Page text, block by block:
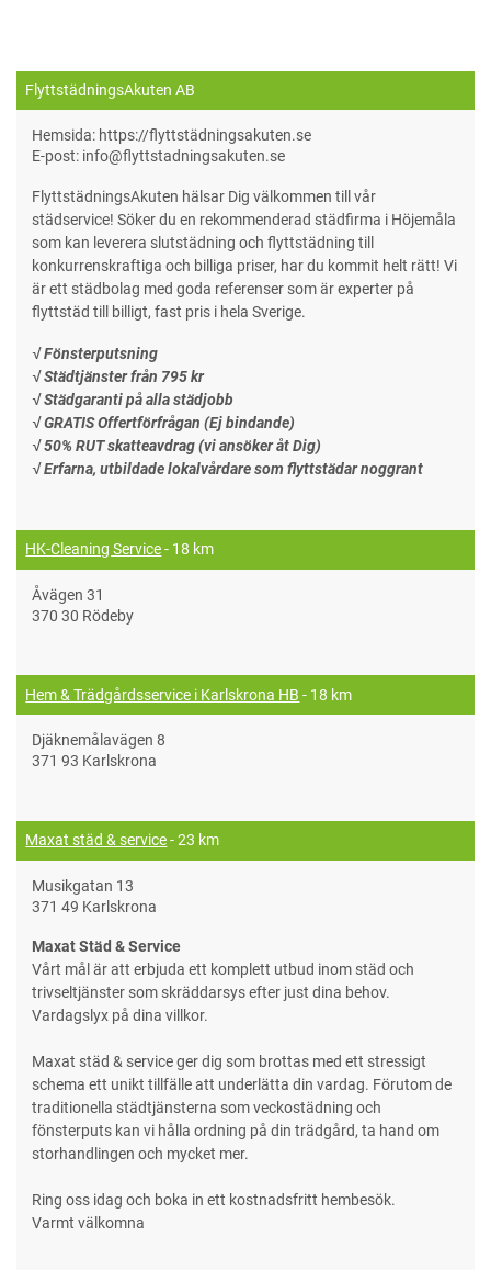
FlyttstädningsAkuten AB
Hemsida: https://flyttstädningsakuten.se
E-post: info@flyttstadningsakuten.se
FlyttstädningsAkuten hälsar Dig välkommen till vår
städservice! Söker du en rekommenderad städfirma i Höjemåla
som kan leverera slutstädning och flyttstädning till
konkurrenskraftiga och billiga priser, har du kommit helt rätt! Vi
är ett städbolag med goda referenser som är experter på
flyttstäd till billigt, fast pris i hela Sverige.
√ Fönsterputsning
√ Städtjänster från 795 kr
√ Städgaranti på alla städjobb
√ GRATIS Offertförfrågan (Ej bindande)
√ 50% RUT skatteavdrag (vi ansöker åt Dig)
√ Erfarna, utbildade lokalvårdare som flyttstädar noggrant
HK-Cleaning Service- 18 km
Åvägen 31
370 30 Rödeby
Hem & Trädgårdsservice i Karlskrona HB - 18 km
Djäknemålavägen 8
371 93 Karlskrona
Maxat städ & service- 23 km
Musikgatan 13
371 49 Karlskrona
Maxat Städ & Service
Vårt mål är att erbjuda ett komplett utbud inom städ och
trivseltjänster som skräddarsys efter just dina behov.
Vardagslyx på dina villkor.
Maxat städ & service ger dig som brottas med ett stressigt
schema ett unikt tillfälle att underlätta din vardag. Förutom de
traditionella städtjänsterna som veckostädning och
fönsterputs kan vi hålla ordning på din trädgård, ta hand om
storhandlingen och mycket mer.
Ring oss idag och boka in ett kostnadsfritt hembesök.
Varmt välkomna